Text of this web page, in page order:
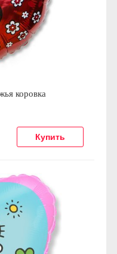
коровка